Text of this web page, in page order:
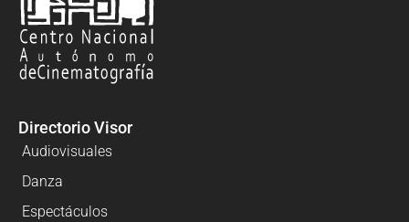
Directorio Visor
Audiovisuales
Danza
Espectáculos